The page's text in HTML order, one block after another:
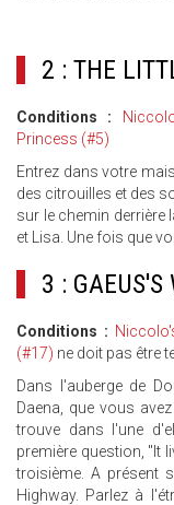
2 : THE
Conditions :
Princess (#5)
Entrez dans votre
des citrouilles et des
sur le chemin derrière
et Lisa. Une fois que
3 : GAEUS'S
Conditions :
(#17) ne doit pas être
Dans l'auberge de
Daena, que vous
trouve dans l'une
première question, "It
troisième. A présent
Highway. Parlez à